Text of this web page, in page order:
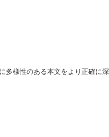
多様性のある本文をより正確に深